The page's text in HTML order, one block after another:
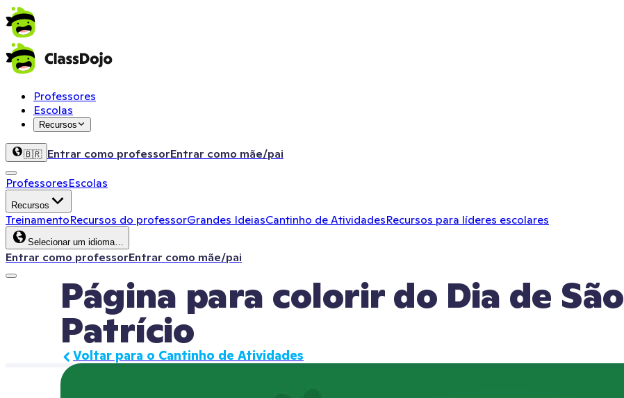
Professores
Escolas
Recursos
🇧🇷 Entrar como professorEntrar como mãe/pai
ProfessoresEscolas
Recursos
TreinamentoRecursos do professorGrandes IdeiasCantinho de AtividadesRecursos para líderes escolares
Selecionar um idioma…
Entrar como professorEntrar como mãe/pai
Página para colorir do Dia de São
Patrício
Voltar para o Cantinho de Atividades